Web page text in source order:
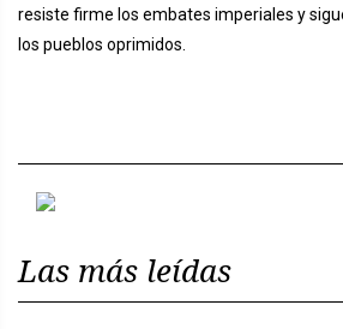
resiste firme los embates imperiales y
los pueblos oprimidos.
Las más leídas